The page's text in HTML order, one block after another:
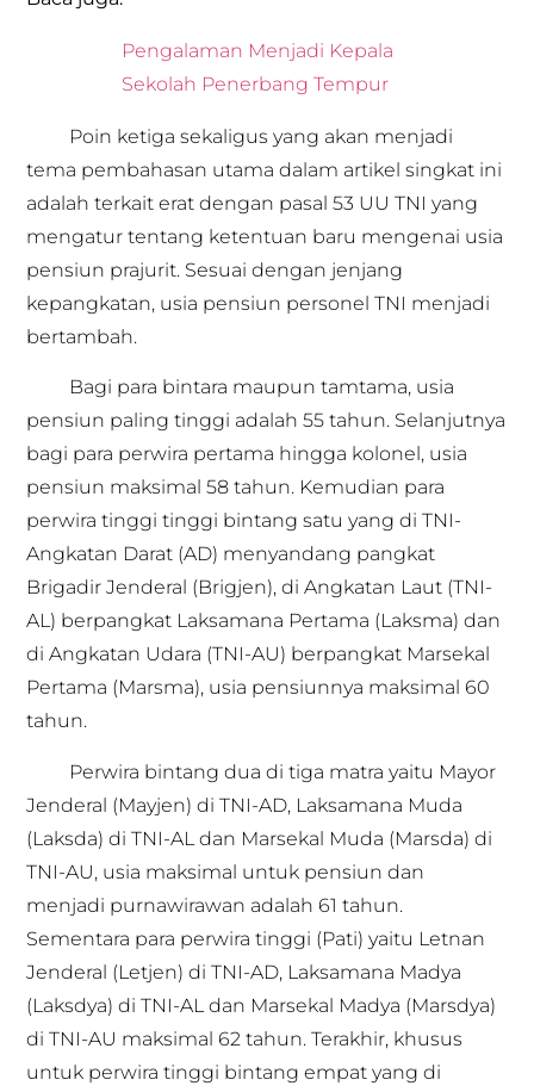
Pengalaman Menjadi Kepala
Sekolah Penerbang Tempur
Poin ketiga sekaligus yang akan menjadi
tema pembahasan utama dalam artikel singkat ini
adalah terkait erat dengan pasal 53 UU TNI yang
mengatur tentang ketentuan baru mengenai usia
pensiun prajurit. Sesuai dengan jenjang
kepangkatan, usia pensiun personel TNI menjadi
bertambah.
Bagi para bintara maupun tamtama, usia
pensiun paling tinggi adalah 55 tahun. Selanjutnya
bagi para perwira pertama hingga kolonel, usia
pensiun maksimal 58 tahun. Kemudian para
perwira tinggi tinggi bintang satu yang di TNI-
Angkatan Darat (AD) menyandang pangkat
Brigadir Jenderal (Brigjen), di Angkatan Laut (TNI-
AL) berpangkat Laksamana Pertama (Laksma) dan
di Angkatan Udara (TNI-AU) berpangkat Marsekal
Pertama (Marsma), usia pensiunnya maksimal 60
tahun.
Perwira bintang dua di tiga matra yaitu Mayor
Jenderal (Mayjen) di TNI-AD, Laksamana Muda
(Laksda) di TNI-AL dan Marsekal Muda (Marsda) di
TNI-AU, usia maksimal untuk pensiun dan
menjadi purnawirawan adalah 61 tahun.
Sementara para perwira tinggi (Pati) yaitu Letnan
Jenderal (Letjen) di TNI-AD, Laksamana Madya
(Laksdya) di TNI-AL dan Marsekal Madya (Marsdya)
di TNI-AU maksimal 62 tahun. Terakhir, khusus
untuk perwira tinggi bintang empat yang di